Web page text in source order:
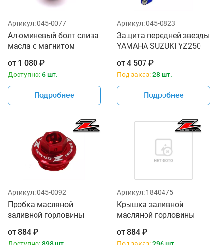
Артикул:045-0077
Алюминевый болт слива
масла с магнитом
от 1 080 ₽
Доступно:6 шт.
Подробнее
Артикул:045-0823
Защита передней звезды
YAMAHA SUZUKI YZ250
YZ250X 16-18 WRF250 01-
14 RMZ450 05-18
от 4 507 ₽
Под заказ:28 шт.
Подробнее
Артикул:045-0092
Пробка масляной
заливной горловины
2110
от 884 ₽
Артикул: 1840475
Крышка заливной
масляной горловины
CR/CRF/CRF250L,YZ/YZF/
от 884 ₽